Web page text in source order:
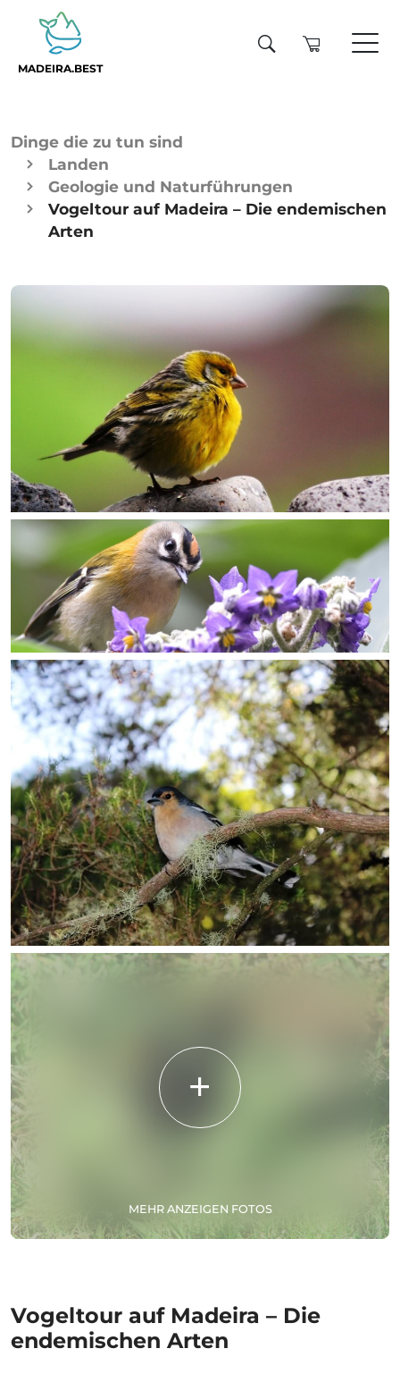
MADEIRA.BEST
Dinge die zu tun sind
Landen
Geologie und Naturführungen
Vogeltour auf Madeira – Die endemischen
Arten
MEHR ANZEIGEN FOTOS
Vogeltour auf Madeira – Die
endemischen Arten